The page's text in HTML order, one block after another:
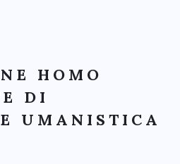
HOMO
DI
UMANISTICA